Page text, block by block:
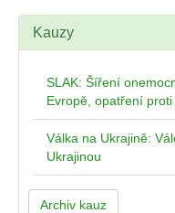
Kauzy
SLAK: Šíření
Evropě, opatření
Válka na Ukrajině:
Ukrajinou
Archiv kauz